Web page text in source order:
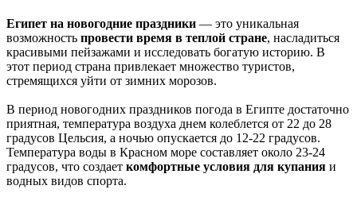
Египет на новогодние праздники — это уникальная
возможность провести время в теплой стране, насладиться
красивыми пейзажами и исследовать богатую историю. В
этот период страна привлекает множество туристов,
стремящихся уйти от зимних морозов.
В период новогодних праздников погода в Египте достаточно
приятная, температура воздуха днем колеблется от 22 до 28
градусов Цельсия, а ночью опускается до 12-22 градусов.
Температура воды в Красном море составляет около 23-24
градусов, что создает комфортные условия для купания и
водных видов спорта.